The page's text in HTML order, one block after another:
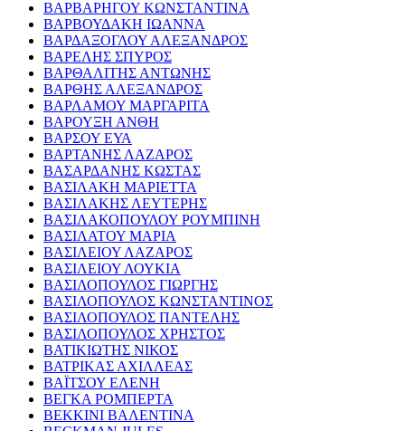
ΒΑΡΒΑΡΗΓΟΥ ΚΩΝΣΤΑΝΤΙΝΑ
ΒΑΡΒΟΥΔΑΚΗ ΙΩΑΝΝΑ
ΒΑΡΔΑΞΟΓΛΟΥ ΑΛΕΞΑΝΔΡΟΣ
ΒΑΡΕΛΗΣ ΣΠΥΡΟΣ
ΒΑΡΘΑΛΙΤΗΣ ΑΝΤΩΝΗΣ
ΒΑΡΘΗΣ ΑΛΕΞΑΝΔΡΟΣ
ΒΑΡΛΑΜΟΥ ΜΑΡΓΑΡΙΤΑ
ΒΑΡΟΥΞΗ ΑΝΘΗ
ΒΑΡΣΟΥ ΕΥΑ
ΒΑΡΤΑΝΗΣ ΛΑΖΑΡΟΣ
ΒΑΣΑΡΔΑΝΗΣ ΚΩΣΤΑΣ
ΒΑΣΙΛΑΚΗ ΜΑΡΙΕΤΤΑ
ΒΑΣΙΛΑΚΗΣ ΛΕΥΤΕΡΗΣ
ΒΑΣΙΛΑΚΟΠΟΥΛΟΥ ΡΟΥΜΠΙΝΗ
ΒΑΣΙΛΑΤΟΥ ΜΑΡΙΑ
ΒΑΣΙΛΕΙΟΥ ΛΑΖΑΡΟΣ
ΒΑΣΙΛΕΙΟΥ ΛΟΥΚΙΑ
ΒΑΣΙΛΟΠΟΥΛΟΣ ΓΙΩΡΓΗΣ
ΒΑΣΙΛΟΠΟΥΛΟΣ ΚΩΝΣΤΑΝΤΙΝΟΣ
ΒΑΣΙΛΟΠΟΥΛΟΣ ΠΑΝΤΕΛΗΣ
ΒΑΣΙΛΟΠΟΥΛΟΣ ΧΡΗΣΤΟΣ
ΒΑΤΙΚΙΩΤΗΣ ΝΙΚΟΣ
ΒΑΤΡΙΚΑΣ ΑΧΙΛΛΕΑΣ
ΒΑΪΤΣΟΥ ΕΛΕΝΗ
ΒΕΓΚΑ ΡΟΜΠΕΡΤΑ
ΒΕΚΚΙΝΙ ΒΑΛΕΝΤΙΝΑ